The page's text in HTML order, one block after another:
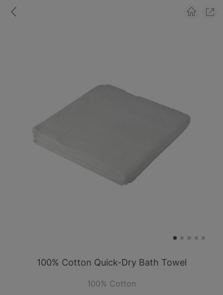
100% Cotton Quick-Dry Bath Towel
100% Cotton